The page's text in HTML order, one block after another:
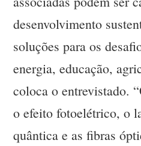
desenvolvimento
soluções para os
energia, educação,
coloca o entrevistado.
o efeito fotoelétrico, o
quântica e as fibras